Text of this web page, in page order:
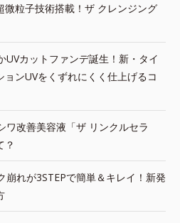
微粒子技術搭載！ザ クレンジング
UVカットファンデ誕生！新・タイ
ンUVをくずれにくく仕上げるコ
ワ改善美容液「ザ リンクルセラ
？
崩れが3STEPで簡単＆キレイ！新発